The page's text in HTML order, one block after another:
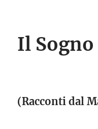
Il
(Racconti dal